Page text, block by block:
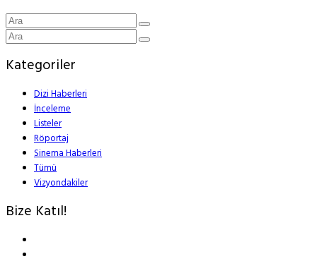
Kategoriler
Dizi Haberleri
İnceleme
Listeler
Röportaj
Sinema Haberleri
Tümü
Vizyondakiler
Bize Katıl!